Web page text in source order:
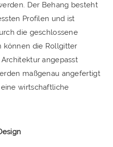
Der Behang besteht
Profilen und ist
die geschlossene
können die Rollgitter
angepasst
maßgenau angefertigt
wirtschaftliche